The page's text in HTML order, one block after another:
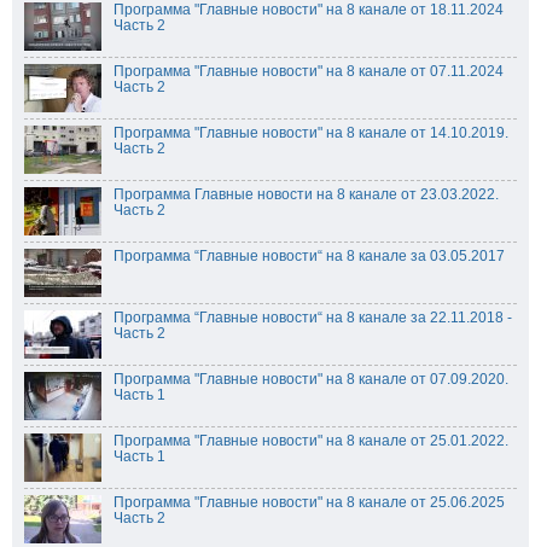
Программа "Главные новости" на 8 канале от 18.11.2024
Часть 2
Программа "Главные новости" на 8 канале от 07.11.2024
Часть 2
Программа "Главные новости" на 8 канале от 14.10.2019.
Часть 2
Программа Главные новости на 8 канале от 23.03.2022.
Часть 2
Программа “Главные новости“ на 8 канале за 03.05.2017
Программа “Главные новости“ на 8 канале за 22.11.2018 -
Часть 2
Программа "Главные новости" на 8 канале от 07.09.2020.
Часть 1
Программа "Главные новости" на 8 канале от 25.01.2022.
Часть 1
Программа "Главные новости" на 8 канале от 25.06.2025
Часть 2